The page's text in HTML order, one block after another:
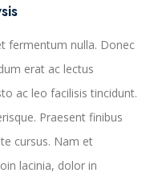
fermentum nulla. Donec
erat ac lectus
ac leo facilisis tincidunt.
Praesent finibus
cursus. Nam et
lacinia, dolor in